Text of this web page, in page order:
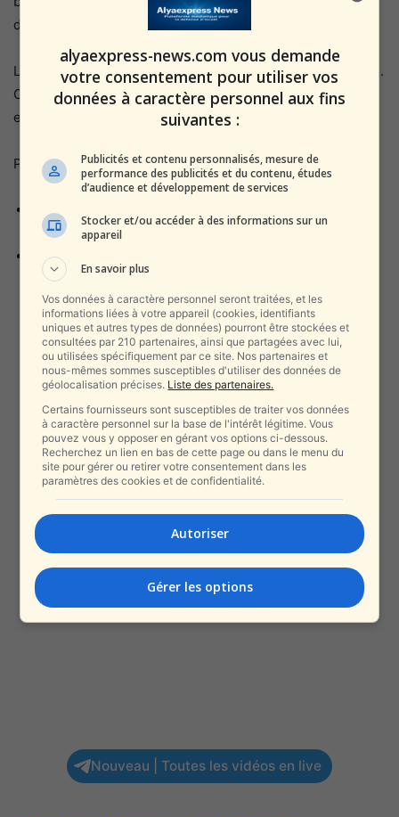
dans toute leur brutalité.
La certitude sécuritaire qu’ils demandent n’est pas un luxe.
C’est la condition minimale pour que ces familles puissent
envisager de rester — ou de revenir.
Pour aller plus loin sur la situation dans le nord :
Les soldats réservistes ont empêché l’intrusion de
centaines de terroristes Radwan vers Kiryat Shmona
Pendant les alertes de Shavouot, les élèves de Kiryat
Shmona se sont abrités sous les tables
Nouveau | Toutes les vidéos en live
alyaexpress-news.com vous demande
votre consentement pour utiliser vos
données à caractère personnel aux fins
suivantes :
Publicités et contenu personnalisés, mesure de
performance des publicités et du contenu, études
d’audience et développement de services
Stocker et/ou accéder à des informations sur un
appareil
En savoir plus
Vos données à caractère personnel seront traitées, et les
informations liées à votre appareil (cookies, identifiants
uniques et autres types de données) pourront être stockées et
consultées par 210 partenaires, ainsi que partagées avec lui,
ou utilisées spécifiquement par ce site. Nos partenaires et
nous-mêmes sommes susceptibles d'utiliser des données de
géolocalisation précises. Liste des partenaires.
Certains fournisseurs sont susceptibles de traiter vos données
à caractère personnel sur la base de l'intérêt légitime. Vous
pouvez vous y opposer en gérant vos options ci-dessous.
Recherchez un lien en bas de cette page ou dans le menu du
site pour gérer ou retirer votre consentement dans les
paramètres des cookies et de confidentialité.
Autoriser
Gérer les options